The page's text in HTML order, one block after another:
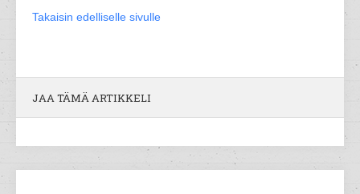
Takaisin edelliselle sivulle
JAA TÄMÄ ARTIKKELI